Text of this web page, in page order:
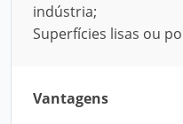
indústria;
Superfícies lisas ou
Vantagens